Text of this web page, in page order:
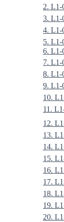
2. L1-
3. L1-
4. L1-
5.
6. L1-
7.
8. L1-
9. L1-
10.
11.
12.
13.
14.
15.
16.
17.
18.
19.
20.